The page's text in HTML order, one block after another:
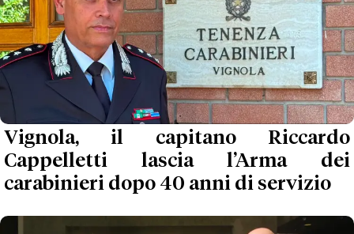
Vignola, il capitano Riccardo
Cappelletti lascia l’Arma dei
carabinieri dopo 40 anni di servizio